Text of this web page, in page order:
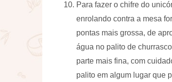
Para fazer o chifre do
enrolando contra a mesa
pontas mais grossa, de
água no palito de
parte mais fina, com
palito em algum lugar que